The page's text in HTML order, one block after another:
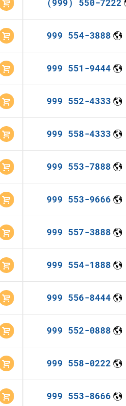
999 554-3888
999 551-9444
999 552-4333
999 558-4333
999 553-7888
999 553-9666
999 557-3888
999 554-1888
999 556-8444
999 552-0888
999 558-0222
999 553-8666